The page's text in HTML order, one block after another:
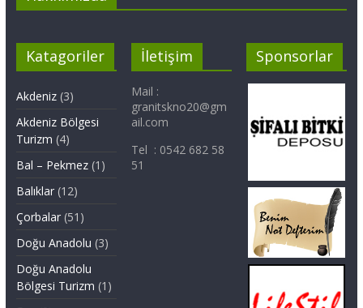
Katagoriler
Akdeniz(3)
Akdeniz Bölgesi
Turizm (4)
Bal – Pekmez(1)
Balıklar(12)
Çorbalar(51)
Doğu Anadolu (3)
Doğu Anadolu
Bölgesi Turizm (1)
İletişim
Mail :
granitskno20@gm
ail.com
Tel : 0542 682 58
51
Sponsorlar